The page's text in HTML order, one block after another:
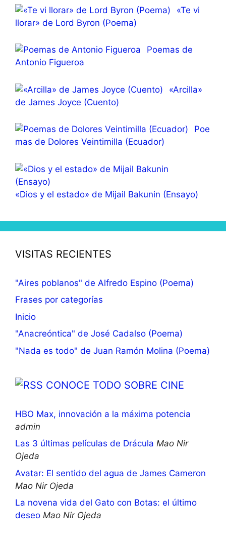
«Te vi
llorar» de Lord Byron (Poema)
Poemas de
Antonio Figueroa
«Arcilla»
de James Joyce (Cuento)
Poe
mas de Dolores Veintimilla (Ecuador)
«Dios y el estado» de Mijail Bakunin (Ensayo)
VISITAS RECIENTES
"Aires poblanos" de Alfredo Espino (Poema)
Frases por categorías
Inicio
"Anacreóntica" de José Cadalso (Poema)
"Nada es todo" de Juan Ramón Molina (Poema)
CONOCE TODO SOBRE CINE
HBO Max, innovación a la máxima potencia
admin
Las 3 últimas películas de Drácula Mao Nir
Ojeda
Avatar: El sentido del agua de James Cameron
Mao Nir Ojeda
La novena vida del Gato con Botas: el último
deseo Mao Nir Ojeda